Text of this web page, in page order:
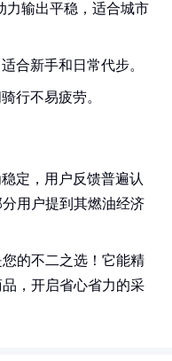
力输出平稳，适合城市
合新手和日常代步。
行不易疲劳。
定，用户反馈普遍认
用户提到其燃油经济
的不二之选！它能精
，开启省心省力的采